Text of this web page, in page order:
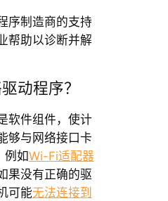
序制造商的支持
帮助以诊断并解
动程序？
软件组件，使计
够与网络接口卡
例如Wi-Fi适配器
果没有正确的驱
可能无法连接到